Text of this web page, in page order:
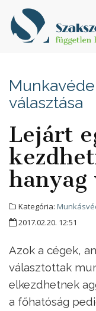
választása
Lejárt
hanyag
Kategória:
2017.02.20. 12:51
Azok a cégek,
választottak
elkezdhetnek
a főhatóság